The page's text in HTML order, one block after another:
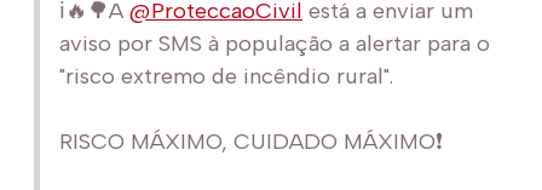
ℹ️🔥🌳A @ProteccaoCivil está a enviar um
aviso por SMS à população a alertar para o
"risco extremo de incêndio rural".
RISCO MÁXIMO, CUIDADO MÁXIMO❗️